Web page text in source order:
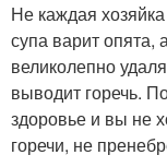
Не каждая
супа варит опята,
великолепно
выводит горечь.
здоровье и вы не
горечи, не